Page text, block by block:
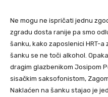
Ne mogu ne ispričati jednu
zgradu dosta ranije pa smo
šanku, kako zaposlenici HRT-a
šanku se ne toči alkohol.
dragim glazbenikom Josipom
sisačkim saksofonistom,
Naklaćen na šanku stajao je